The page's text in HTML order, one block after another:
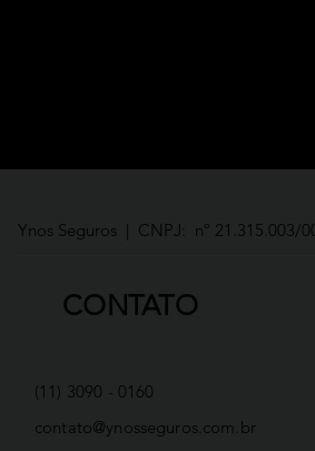
Ynos Seguros | CNPJ: nº 21.315.003/
CONTATO
(11) 3090 - 0160
contato@ynosseguros.com.br